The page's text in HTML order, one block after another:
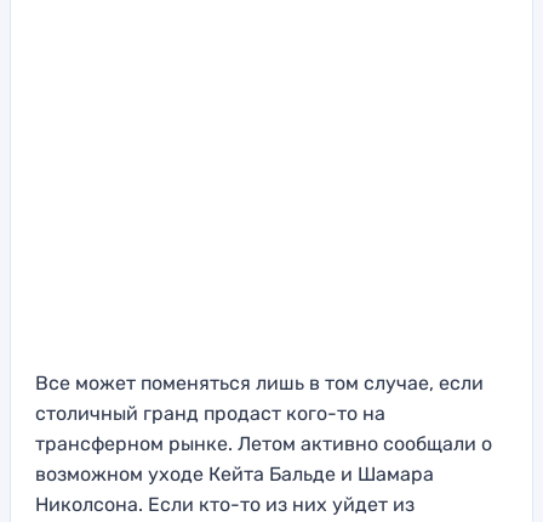
Все может поменяться лишь в том случае, если
столичный гранд продаст кого-то на
трансферном рынке. Летом активно сообщали о
возможном уходе Кейта Бальде и Шамара
Николсона. Если кто-то из них уйдет из